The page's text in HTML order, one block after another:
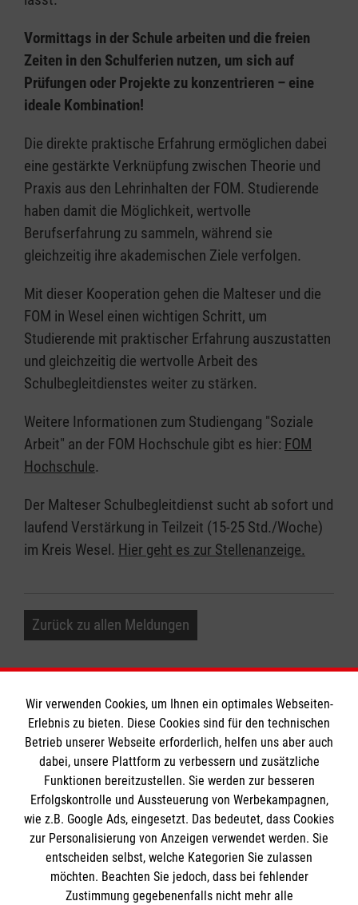
Vormittags in der Schule arbeiten und die freien
Zeiten in den Schulferien nutzen, um sich auf
Prüfungen oder Projekte zu konzentrieren – eine
ideale Kombination!
Die direkte praktische Erfahrung ermöglichen dabei
eine gestärkte Verknüpfung zwischen Theorie und
Praxis aus den Lehrinhalten der FOM. Studierende
haben damit die Möglichkeit, wertvolle
Berufserfahrung zu sammeln, während sie
gleichzeitig ihre akademischen Ziele verfolgen.
Mit dieser Kooperation gehen die Malteser und die
FOM in Wesel einen wichtigen Schritt, um
Studierende mit praktischer Erfahrung auszustatten
und gleichzeitig die wertvolle Arbeit des
Schulbegleitdienstes weiter zu stärken.
Weitere Informationen zum Studiengang "Soziale
Arbeit" an der FOM Hochschule gibt es hier: FOM
Hochschule.
Der Malteser Schulbegleitdienst sucht ab sofort und
laufend Verstärkung in Teilzeit (15-25 Std./Woche)
im Kreis Wesel. Hier geht es zur Stellenanzeige.
Zurück zu allen Meldungen
Informationen
Impressum
Datenschutz
Kontakt
Die Malteser
Malteser in Deutschland
Wir verwenden Cookies, um Ihnen ein optimales Webseiten-
Erlebnis zu bieten. Diese Cookies sind für den technischen
Betrieb unserer Webseite erforderlich, helfen uns aber auch
dabei, unsere Plattform zu verbessern und zusätzliche
Funktionen bereitzustellen. Sie werden zur besseren
Erfolgskontrolle und Aussteuerung von Werbekampagnen,
wie z.B. Google Ads, eingesetzt. Das bedeutet, dass Cookies
zur Personalisierung von Anzeigen verwendet werden. Sie
entscheiden selbst, welche Kategorien Sie zulassen
möchten. Beachten Sie jedoch, dass bei fehlender
Zustimmung gegebenenfalls nicht mehr alle